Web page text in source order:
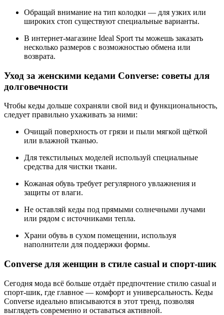
Обращай внимание на тип колодки — для узких или
широких стоп существуют специальные варианты.
В интернет-магазине Ideal Sport ты можешь заказать
несколько размеров с возможностью обмена или
возврата.
Уход за женскими кедами Converse: советы для
долговечности
Чтобы кеды дольше сохраняли свой вид и функциональность,
следует правильно ухаживать за ними:
Очищай поверхность от грязи и пыли мягкой щёткой
или влажной тканью.
Для текстильных моделей используй специальные
средства для чистки ткани.
Кожаная обувь требует регулярного увлажнения и
защиты от влаги.
Не оставляй кеды под прямыми солнечными лучами
или рядом с источниками тепла.
Храни обувь в сухом помещении, используя
наполнители для поддержки формы.
Converse для женщин в стиле casual и спорт-шик
Сегодня мода всё больше отдаёт предпочтение стилю casual и
спорт-шик, где главное — комфорт и универсальность. Кеды
Converse идеально вписываются в этот тренд, позволяя
выглядеть современно и оставаться активной.